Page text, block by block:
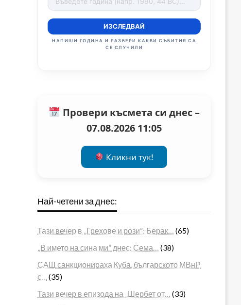
ИЗСЛЕДВАЙ
НАПИШИ ГОДИНА И РАЗБЕРИ КАКВИ СЪБИТИЯ СА
СЕ СЛУЧИЛИ
Провери късмета си днес –
07.08.2026 11:05
Кликни тук!
Най-четени за днес:
Тази вечер в „Грехове и рози“: Берак…
(65)
„В името на сина ми“ днес: Сема…
(38)
САЩ санкционираха Куба, българското МВнР
с…
(35)
Тази вечер в епизода на „Шербет от…
(33)